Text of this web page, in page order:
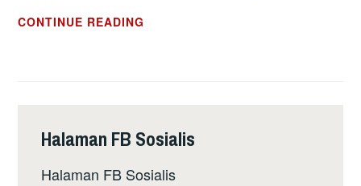
CONTINUE READING
BIKIN
Halaman FB Sosialis
Halaman FB Sosialis